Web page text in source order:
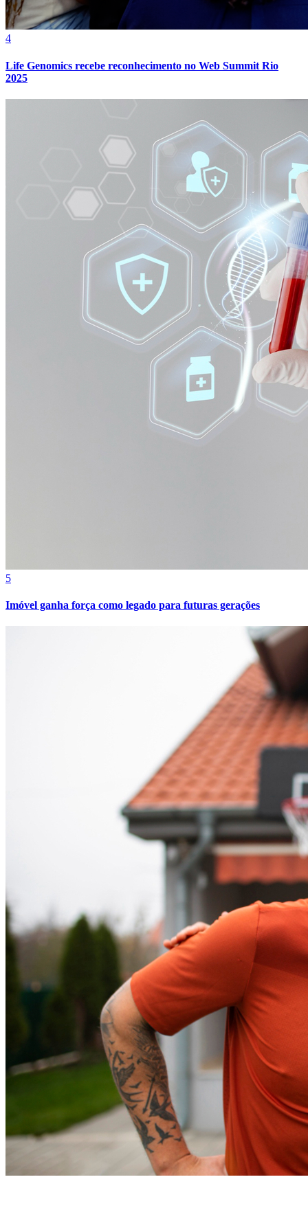
4
Life Genomics recebe reconhecimento no Web Summit Rio
2025
5
Imóvel ganha força como legado para futuras gerações